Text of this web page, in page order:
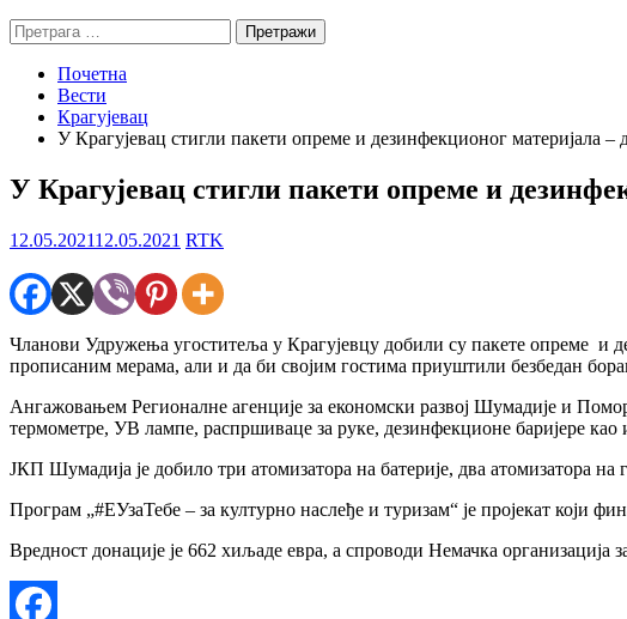
Претрага
за:
Почетна
Вести
Крагујевац
У Крагујевац стигли пакети опреме и дезинфекционог материјала –
У Крагујевац стигли пакети опреме и
12.05.202112.05.2021 RTK
Чланови Удружења угоститеља у Крагујевцу добили су пакете опреме и
прописаним мерама, али и да би својим гостима приуштили безбедан
Ангажовањем Регионалне агенције за економски развој Шумадије и
термометре, УВ лампе, распршиваце за руке, дезинфекционе баријере
ЈКП Шумадија је добило три атомизатора на батерије, два атомизатора
Програм „#ЕУзаТебе – за културно наслеђе и туризам“ је пројекат који
Вредност донације је 662 хиљаде евра, а спроводи Немачка организација